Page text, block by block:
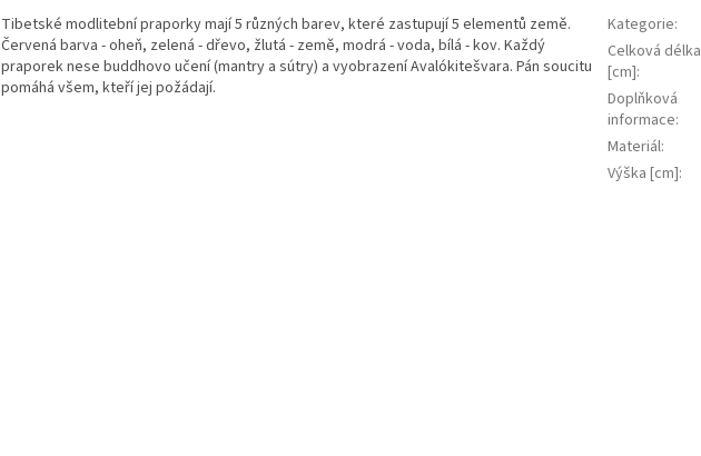
Tibetské modlitební praporky mají 5 různých barev, které zastupují 5 elementů země.
Červená barva - oheň, zelená - dřevo, žlutá - země, modrá - voda, bílá - kov. Každý
praporek nese buddhovo učení (mantry a sútry) a vyobrazení Avalókitešvara. Pán soucitu
pomáhá všem, kteří jej požádají.
Kategorie:
Celková délka
[cm]:
Doplňková
informace:
Materiál:
Výška [cm]: